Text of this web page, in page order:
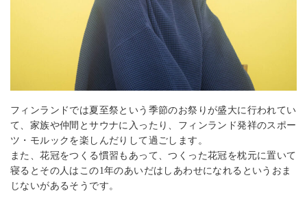
フィンランドでは夏至祭という季節のお祭りが盛大に行われてい
て、家族や仲間とサウナに入ったり、フィンランド発祥のスポー
ツ・モルックを楽しんだりして過ごします。
また、花冠をつくる慣習もあって、つくった花冠を枕元に置いて
寝るとその人はこの1年のあいだはしあわせになれるというおま
じないがあるそうです。